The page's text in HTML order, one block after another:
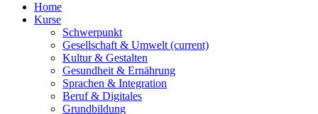
Home
Kurse
Schwerpunkt
Gesellschaft & Umwelt (current)
Kultur & Gestalten
Gesundheit & Ernährung
Sprachen & Integration
Beruf & Digitales
Grundbildung